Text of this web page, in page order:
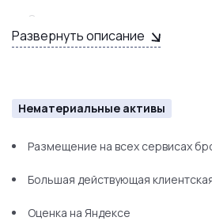
Охранная сигнализация
Пожарная сигнализация
Развернуть описание
Нематериальные активы
Размещение на всех сервисах
Большая действующая
Оценка на Яндексе